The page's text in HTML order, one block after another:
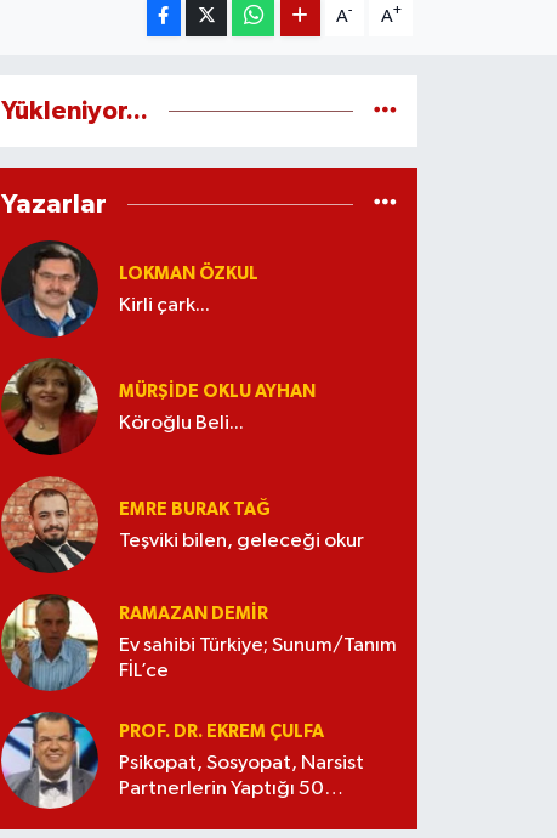
A- A+
Yükleniyor...
Yazarlar
LOKMAN ÖZKUL
Kirli çark...
MÜRŞIDE OKLU AYHAN
Köroğlu Beli...
EMRE BURAK TAĞ
Teşviki bilen, geleceği okur
RAMAZAN DEMİR
Ev sahibi Türkiye; Sunum/Tanım
FİL’ce
PROF. DR. EKREM ÇULFA
Psikopat, Sosyopat, Narsist
Partnerlerin Yaptığı 50